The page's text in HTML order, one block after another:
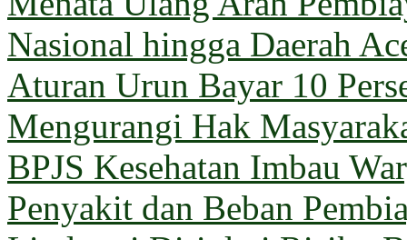
Nasional hingga Daerah
Aturan Urun Bayar 10
Mengurangi Hak
BPJS Kesehatan Imbau
Penyakit dan Beban